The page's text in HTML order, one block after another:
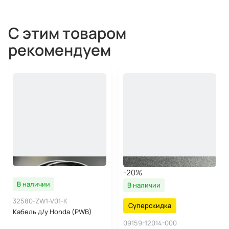
С этим товаром
рекомендуем
В наличии
32580-ZW1-V01-K
Кабель д/у Honda (PWB)
-20%
В наличии
Суперскидка
09159-12014-000